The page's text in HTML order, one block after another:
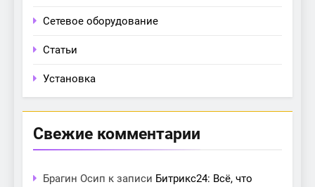
Сетевое оборудование
Статьи
Установка
Свежие комментарии
Брагин Осип к записи Битрикс24: Всё, что